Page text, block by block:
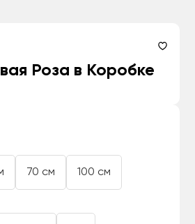
Роза в Коробке
70 см 100 см